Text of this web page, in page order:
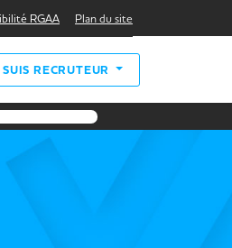
RGAA Plan du site
RECRUTEUR